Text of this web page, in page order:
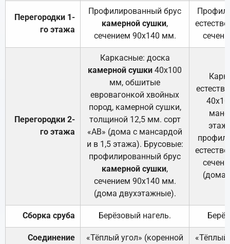
Перегородки 1-
го этажа
Профилированный брус
камерной сушки,
сечением 90х140 мм.
Перегородки 2-
го этажа
Каркасные: доска
камерной сушки 40х100
мм, обшитые
евровагонкой хвойных
пород, камерной сушки,
толщиной 12,5 мм. сорт
«АВ» (дома с мансардой
и в 1,5 этажа). Брусовые:
профилированный брус
камерной сушки,
сечением 90х140 мм.
(дома двухэтажные).
(дома
Сборка сруба Берёзовый нагель.
Соединение
«Тёплый угол» (коренной
«Тёплый